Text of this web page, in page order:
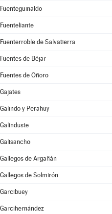
Fuenteguinaldo
Fuenteliante
Fuenterroble de Salvatierra
Fuentes de Béjar
Fuentes de Oñoro
Gajates
Galindo y Perahuy
Galinduste
Galisancho
Gallegos de Argañán
Gallegos de Solmirón
Garcibuey
Garcihernández